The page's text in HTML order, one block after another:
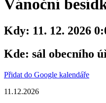
Vánoční
Kdy: 11. 12. 2026
Kde: sál obecního
Přidat do Google kalendáře
11.12.2026